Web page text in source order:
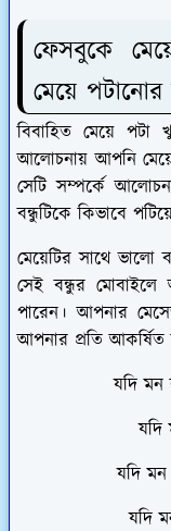
ফেসবুকে
মেয়ে পটানোর
বিবাহিত মেয়ে
আলোচনায় আপনি
সেটি সম্পর্কে
বন্ধুটিকে কিভাবে
মেয়েটির সাথে
সেই বন্ধুর মোবাইলে
পারেন। আপনার
আপনার প্রতি
যদি
যদি
যদি